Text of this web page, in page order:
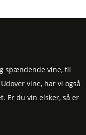
spændende vine, til
vine, har vi også
Er du vin elsker, så er